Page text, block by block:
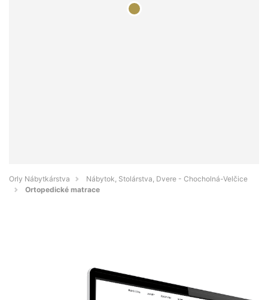
Orly Nábytkárstva
Nábytok, Stolárstva, Dvere - Chocholná-Velčice
Ortopedické matrace